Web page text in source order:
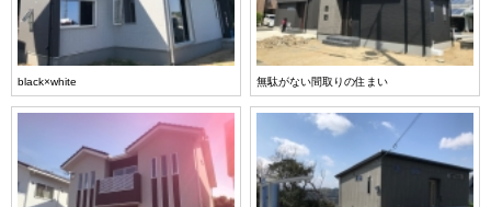
black×white 無駄がない間取りの住まい